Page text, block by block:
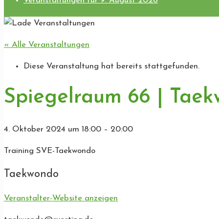
« Alle Veranstaltungen
Diese Veranstaltung hat bereits stattgefunden.
Spiegelraum 66 |
4. Oktober 2024 um 18:00 – 20:00
Training SVE-Taekwondo
Taekwondo
Veranstalter-Website anzeigen